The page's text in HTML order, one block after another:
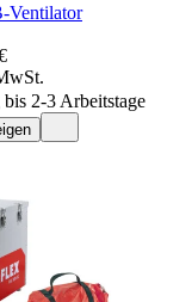
Ventilator
2-3 Arbeitstage